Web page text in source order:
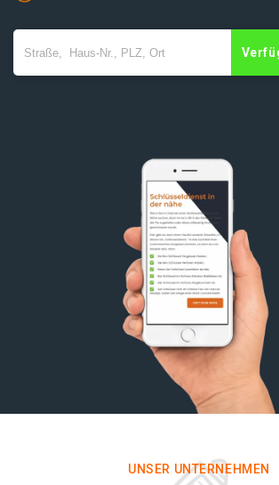
UNSER UNTERNEHMEN